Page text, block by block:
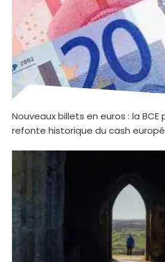
Nouveaux billets en euros : la BCE
refonte historique du cash